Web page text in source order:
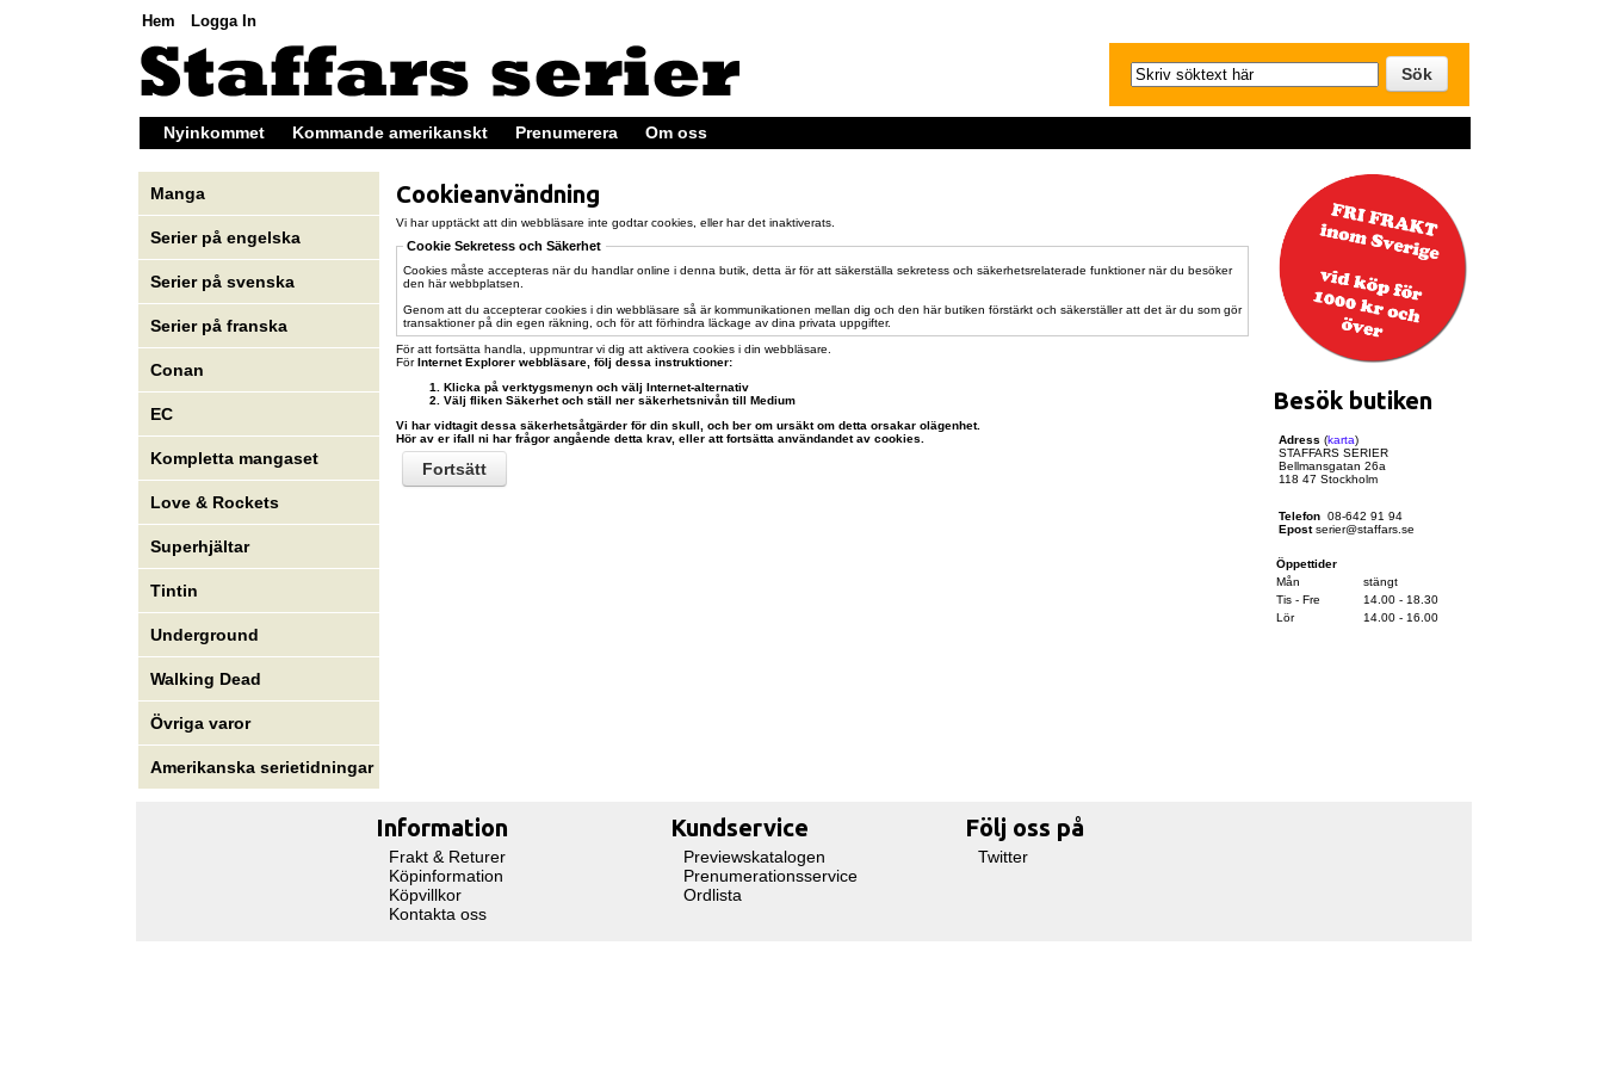
Hem Logga In
Nyinkommet Kommande amerikanskt Prenumerera Om oss
Manga
Serier på engelska
Serier på svenska
Serier på franska
Conan
EC
Kompletta mangaset
Love & Rockets
Superhjältar
Tintin
Underground
Walking Dead
Övriga varor
Amerikanska serietidningar
Cookieanvändning
Vi har upptäckt att din webbläsare inte godtar cookies, eller har det inaktiverats.
Cookie Sekretess och Säkerhet
Cookies måste accepteras när du handlar online i denna butik, detta är för att säkerställa sekretess och säkerhetsrelaterade funktioner när du besöker
den här webbplatsen.
Genom att du accepterar cookies i din webbläsare så är kommunikationen mellan dig och den här butiken förstärkt och säkerställer att det är du som gör
transaktioner på din egen räkning, och för att förhindra läckage av dina privata uppgifter.
För att fortsätta handla, uppmuntrar vi dig att aktivera cookies i din webbläsare.
FörInternet Explorer webbläsare, följ dessa instruktioner:
Klicka på verktygsmenyn och välj Internet-alternativ
Välj fliken Säkerhet och ställ ner säkerhetsnivån till Medium
Vi har vidtagit dessa säkerhetsåtgärder för din skull, och ber om ursäkt om detta orsakar olägenhet.
Hör av er ifall ni har frågor angående detta krav, eller att fortsätta användandet av cookies.
Fortsätt
Besök butiken
Adress (karta)
STAFFARS SERIER
Bellmansgatan 26a
118 47 Stockholm
Telefon 08-642 91 94
Epostserier@staffars.se
Öppettider
Mån
stängt
Tis - Fre
14.00 - 18.30
Lör
14.00 - 16.00
Information
Frakt & Returer
Köpinformation
Köpvillkor
Kontakta oss
Kundservice
Previewskatalogen
Prenumerationsservice
Ordlista
Följ oss på
Twitter